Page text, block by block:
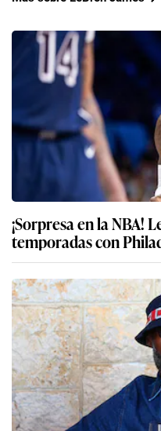
¡Sorpresa en la NBA!
temporadas con